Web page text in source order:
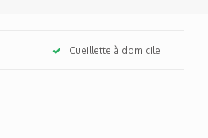
Cueillette à domicile